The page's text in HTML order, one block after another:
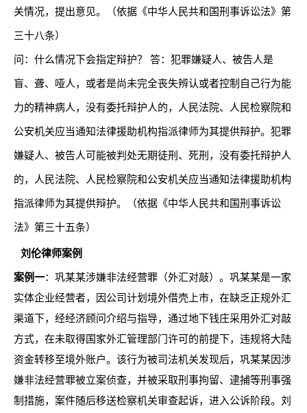
关情况，提出意见。（依据《中华人民共和国刑事诉讼法》第
三十八条）
问：什么情况下会指定辩护？ 答：犯罪嫌疑人、被告人是
盲、聋、哑人，或者是尚未完全丧失辨认或者控制自己行为能
力的精神病人，没有委托辩护人的，人民法院、人民检察院和
公安机关应当通知法律援助机构指派律师为其提供辩护。犯罪
嫌疑人、被告人可能被判处无期徒刑、死刑，没有委托辩护人
的，人民法院、人民检察院和公安机关应当通知法律援助机构
指派律师为其提供辩护。（依据《中华人民共和国刑事诉讼
法》第三十五条）
刘伦律师案例
案例一：巩某某涉嫌非法经营罪（外汇对敲）。巩某某是一家
实体企业经营者，因公司计划境外借壳上市，在缺乏正规外汇
渠道下，经经济顾问介绍与指导，通过地下钱庄采用外汇对敲
方式，在未取得国家外汇管理部门许可的前提下，违规将大陆
资金转移至境外账户。该行为被司法机关发现后，巩某某因涉
嫌非法经营罪被立案侦查，并被采取刑事拘留、逮捕等刑事强
制措施，案件随后移送检察机关审查起诉，进入公诉阶段。刘